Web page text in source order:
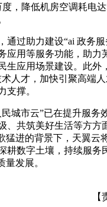
，降低机房空调耗电
通过助力建设“ai 政务
应用等服务功能，助力
生应用场景建设。此外
人才，加快引聚高端
支撑。
城市云”已在提升服务
、共筑美好生活等方方
猛进的背景下，天翼云
耕数字土壤，持续服务
量发展。